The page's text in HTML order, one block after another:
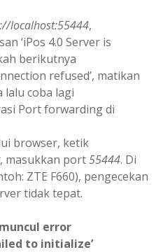
localhost:55444,
‘iPos 4.0 Server is
berikutnya
refused’, matikan
lalu coba lagi
Port forwarding di
browser, ketik
, masukkan port55444. Di
ZTE F660), pengecekan
tidak tepat.
error
to initialize’